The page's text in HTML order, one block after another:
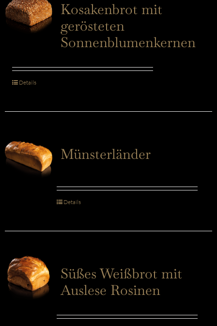
Kosakenbrot mit
gerösteten
Sonnenblumenkernen
Details
Münsterländer
Details
Süßes Weißbrot mit
Auslese Rosinen